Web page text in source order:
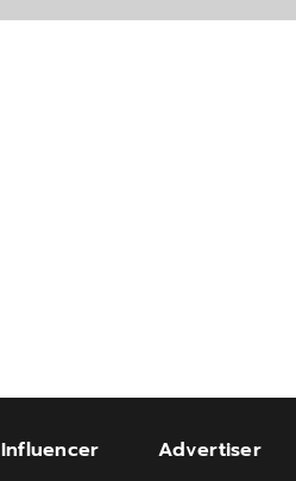
Influencer Advertiser